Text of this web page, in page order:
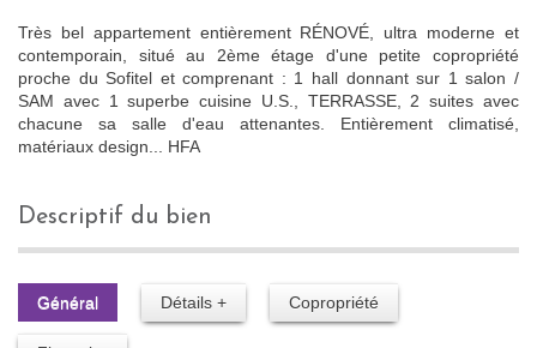
Très bel appartement entièrement RÉNOVÉ, ultra moderne et
contemporain, situé au 2ème étage d'une petite copropriété
proche du Sofitel et comprenant : 1 hall donnant sur 1 salon /
SAM avec 1 superbe cuisine U.S., TERRASSE, 2 suites avec
chacune sa salle d'eau attenantes. Entièrement climatisé,
matériaux design... HFA
descriptif du bien
Général Détails + Copropriété